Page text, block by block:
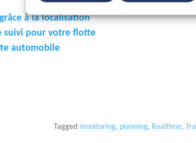
à la localisation
suivi pour votre flotte
automobile
Tagged monitoring, planning, Realtime,